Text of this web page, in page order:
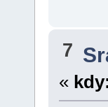
7
«